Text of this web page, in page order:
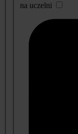
na uczelni